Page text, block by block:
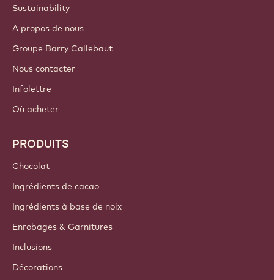
Sustainability
A propos de nous
Groupe Barry Callebaut
Nous contacter
Infolettre
Où acheter
PRODUITS
Chocolat
Ingrédients de cacao
Ingrédients à base de noix
Enrobages & Garnitures
Inclusions
Décorations